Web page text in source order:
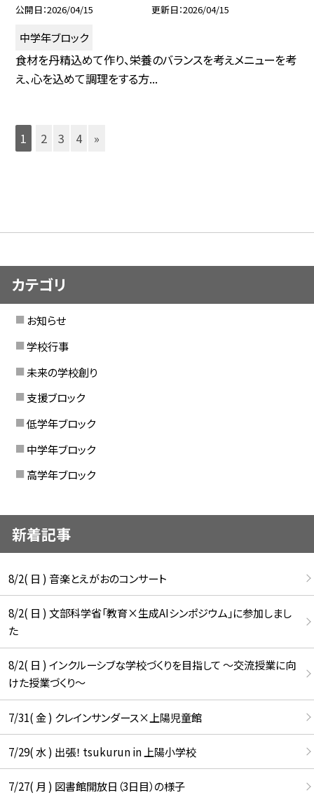
公開日 2026/04/15 更新日 2026/04/15
中学年ブロック
食材を丹精込めて作り、栄養のバランスを考えメニューを考
え、心を込めて調理をする方...
1 2 3 4 »
カテゴリ
お知らせ
学校行事
未来の学校創り
支援ブロック
低学年ブロック
中学年ブロック
高学年ブロック
新着記事
8/2( 日 ) 音楽とえがおのコンサート
8/2( 日 ) 文部科学省「教育×生成AIシンポジウム」に参加しまし
た
8/2( 日 ) インクルーシブな学校づくりを目指して ～交流授業に向
けた授業づくり～
7/31( 金 ) クレインサンダース×上陽児童館
7/29( 水 ) 出張！ tsukurun in 上陽小学校
7/27( 月 ) 図書館開放日（3日目）の様子